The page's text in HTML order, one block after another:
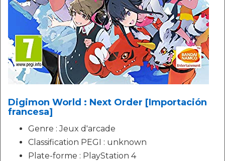
Digimon World : Next Order [Importación
francesa]
Genre : Jeux d'arcade
Classification PEGI : unknown
Plate-forme : PlayStation 4